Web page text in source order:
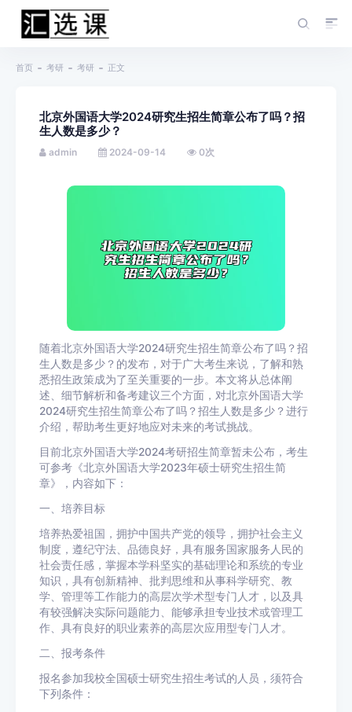
首页 考研 考研 正文
北京外国语大学2024研究生招生简章公布了吗？招
生人数是多少？
admin 2024-09-14 0次
随着北京外国语大学2024研究生招生简章公布了吗？招
生人数是多少？的发布，对于广大考生来说，了解和熟
悉招生政策成为了至关重要的一步。本文将从总体阐
述、细节解析和备考建议三个方面，对北京外国语大学
2024研究生招生简章公布了吗？招生人数是多少？进行
介绍，帮助考生更好地应对未来的考试挑战。
目前北京外国语大学2024考研招生简章暂未公布，考生
可参考《北京外国语大学2023年硕士研究生招生简
章》，内容如下：
一、培养目标
培养热爱祖国，拥护中国共产党的领导，拥护社会主义
制度，遵纪守法、品德良好，具有服务国家服务人民的
社会责任感，掌握本学科坚实的基础理论和系统的专业
知识，具有创新精神、批判思维和从事科学研究、教
学、管理等工作能力的高层次学术型专门人才，以及具
有较强解决实际问题能力、能够承担专业技术或管理工
作、具有良好的职业素养的高层次应用型专门人才。
二、报考条件
报名参加我校全国硕士研究生招生考试的人员，须符合
下列条件：